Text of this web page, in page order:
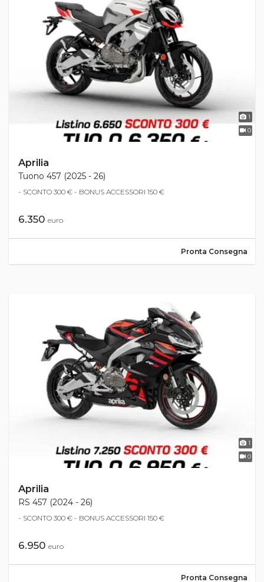
1
0
Aprilia
Tuono 457 (2025 - 26)
- SCONTO 300 € - BONUS ACCESSORI 150 €
6.350 euro
Pronta Consegna
1
0
Aprilia
RS 457 (2024 - 26)
- SCONTO 300 € - BONUS ACCESSORI 150 €
6.950 euro
Pronta Consegna